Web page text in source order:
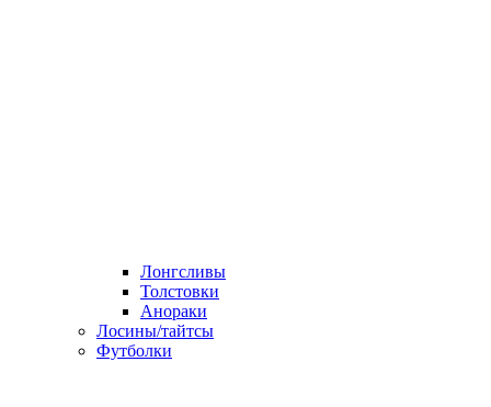
Лонгсливы
Толстовки
Анораки
Лосины/тайтсы
Футболки